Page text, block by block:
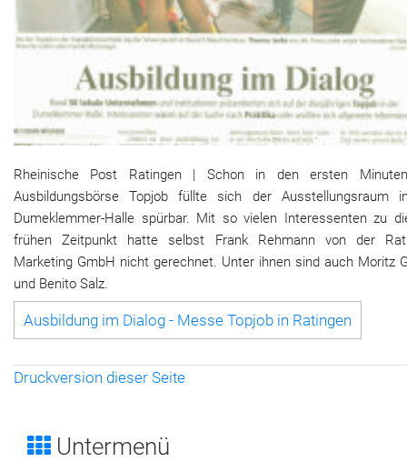
Rheinische Post Ratingen | Schon in den ersten
Ausbildungsbörse Topjob füllte sich der Ausstellungsraum
Dumeklemmer-Halle spürbar. Mit so vielen Interessenten zu
frühen Zeitpunkt hatte selbst Frank Rehmann von der
Marketing GmbH nicht gerechnet. Unter ihnen sind auch Moritz
und Benito Salz.
Ausbildung im Dialog - Messe Topjob in Ratingen
Druckversion dieser Seite
Untermenü